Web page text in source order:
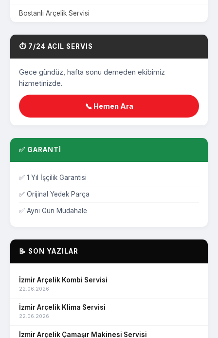
Bostanlı Arçelik Servisi
Üçyol Arçelik Servisi
Harmandalı Arçelik Servisi
Mavişehir Arçelik Servisi
Yeşilyurt Arçelik Servisi
Aliağa Arçelik Servisi
Balçova Arçelik Servisi
Bayındır Arçelik Servisi
Bergama Arçelik Servisi
Dikili Arçelik Servisi
Güzelbahçe Arçelik Servisi
Karaburun Arçelik Servisi
⏱️ 7/24 ACIL SERVIS
Gece gündüz, hafta sonu demeden ekibimiz
hizmetinizde.
📞 Hemen Ara
✅ GARANTİ
✅ 1 Yıl İşçilik Garantisi
✅ Orijinal Yedek Parça
✅ Aynı Gün Müdahale
📝 SON YAZILAR
İzmir Arçelik Kombi Servisi
22.06.2026
İzmir Arçelik Klima Servisi
22.06.2026
İzmir Arçelik Çamaşır Makinesi Servisi